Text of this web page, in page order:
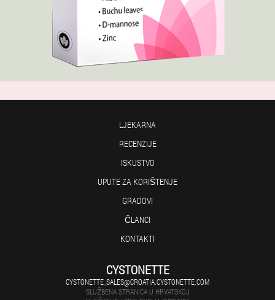
LJEKARNA
RECENZIJE
ISKUSTVO
UPUTE ZA KORIŠTENJE
GRADOVI
ČLANCI
KONTAKTI
CYSTONETTE
CYSTONETTE_SALES@CROATIA.CYSTONETTE.COM
SLUŽBENA STRANICA U HRVATSKOJ